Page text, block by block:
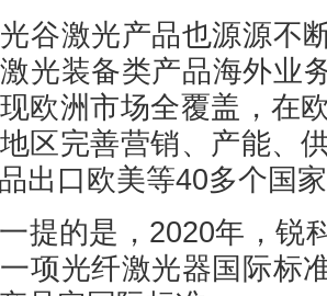
激光产品也源源不
光装备类产品海外业
欧洲市场全覆盖，在
区完善营销、产能、
出口欧美等40多个国
的是，2020年，锐
项光纤激光器国际标